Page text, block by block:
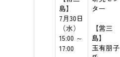
島】
7月30日
（水）
15:00 ～
17:00
ター
【常三
島】
玉有朋子